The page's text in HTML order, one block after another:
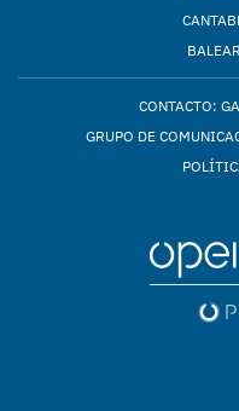
CONTACTO:
GRUPO DE